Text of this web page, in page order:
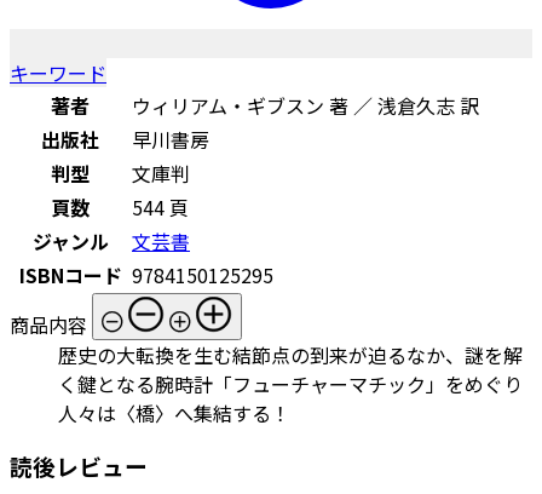
キーワード
著者
ウィリアム・ギブスン 著 ／ 浅倉久志 訳
出版社
早川書房
判型
文庫判
頁数
544 頁
ジャンル
文芸書
ISBNコード 9784150125295
商品内容
歴史の大転換を生む結節点の到来が迫るなか、謎を解
く鍵となる腕時計「フューチャーマチック」をめぐり
人々は〈橋〉へ集結する！
読後レビュー